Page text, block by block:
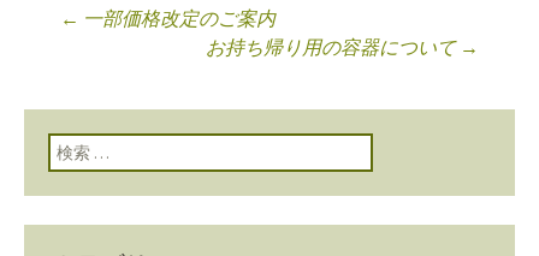
投稿ナビゲーショ
ン
← 一部価格改定のご案内
お持ち帰り用の容器について →
検索: